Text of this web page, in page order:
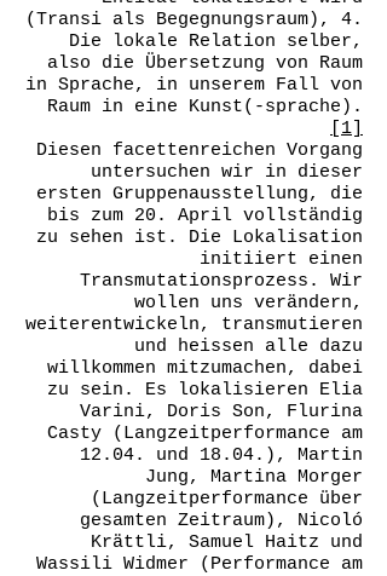
(Transi als Begegnungsraum), 4.
Die lokale Relation selber,
also die Übersetzung von Raum
in Sprache, in unserem Fall von
Raum in eine Kunst(-sprache).
[1]
Diesen facettenreichen Vorgang
untersuchen wir in dieser
ersten Gruppenausstellung, die
bis zum 20. April vollständig
zu sehen ist. Die Lokalisation
initiiert einen
Transmutationsprozess. Wir
wollen uns verändern,
weiterentwickeln, transmutieren
und heissen alle dazu
willkommen mitzumachen, dabei
zu sein. Es lokalisieren Elia
Varini, Doris Son, Flurina
Casty (Langzeitperformance am
12.04. und 18.04.), Martin
Jung, Martina Morger
(Langzeitperformance über
gesamten Zeitraum), Nicoló
Krättli, Samuel Haitz und
Wassili Widmer (Performance am